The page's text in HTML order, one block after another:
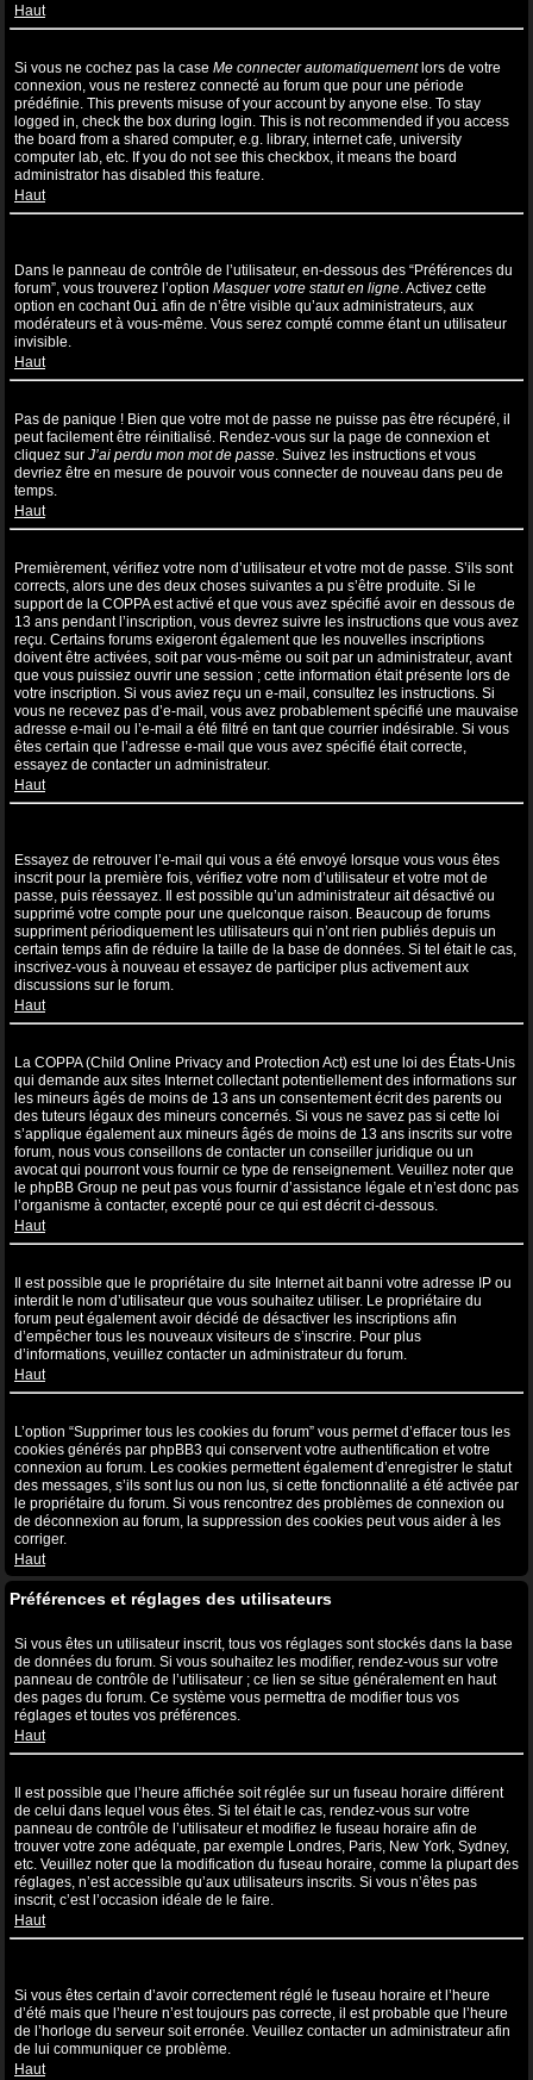
Haut
Si vous ne cochez pas la case Me connecter automatiquementlors de votre
connexion, vous ne resterez connecté au forum que pour une période
prédéfinie. This prevents misuse of your account by anyone else. To stay
logged in, check the box during login. This is not recommended if you access
the board from a shared computer, e.g. library, internet cafe, university
computer lab, etc. If you do not see this checkbox, it means the board
administrator has disabled this feature.
Haut
Dans le panneau de contrôle de l’utilisateur, en-dessous des “Préférences du
forum”, vous trouverez l’option Masquer votre statut en ligne. Activez cette
option en cochantOui afin de n’être visible qu’aux administrateurs, aux
modérateurs et à vous-même. Vous serez compté comme étant un utilisateur
invisible.
Haut
Pas de panique ! Bien que votre mot de passe ne puisse pas être récupéré, il
peut facilement être réinitialisé. Rendez-vous sur la page de connexion et
cliquez sur J’ai perdu mon mot de passe. Suivez les instructions et vous
devriez être en mesure de pouvoir vous connecter de nouveau dans peu de
temps.
Haut
Premièrement, vérifiez votre nom d’utilisateur et votre mot de passe. S’ils sont
corrects, alors une des deux choses suivantes a pu s’être produite. Si le
support de la COPPA est activé et que vous avez spécifié avoir en dessous de
13 ans pendant l’inscription, vous devrez suivre les instructions que vous avez
reçu. Certains forums exigeront également que les nouvelles inscriptions
doivent être activées, soit par vous-même ou soit par un administrateur, avant
que vous puissiez ouvrir une session ; cette information était présente lors de
votre inscription. Si vous aviez reçu un e-mail, consultez les instructions. Si
vous ne recevez pas d’e-mail, vous avez probablement spécifié une mauvaise
adresse e-mail ou l’e-mail a été filtré en tant que courrier indésirable. Si vous
êtes certain que l’adresse e-mail que vous avez spécifié était correcte,
essayez de contacter un administrateur.
Haut
Essayez de retrouver l’e-mail qui vous a été envoyé lorsque vous vous êtes
inscrit pour la première fois, vérifiez votre nom d’utilisateur et votre mot de
passe, puis réessayez. Il est possible qu’un administrateur ait désactivé ou
supprimé votre compte pour une quelconque raison. Beaucoup de forums
suppriment périodiquement les utilisateurs qui n’ont rien publiés depuis un
certain temps afin de réduire la taille de la base de données. Si tel était le cas,
inscrivez-vous à nouveau et essayez de participer plus activement aux
discussions sur le forum.
Haut
La COPPA (Child Online Privacy and Protection Act) est une loi des États-Unis
qui demande aux sites Internet collectant potentiellement des informations sur
les mineurs âgés de moins de 13 ans un consentement écrit des parents ou
des tuteurs légaux des mineurs concernés. Si vous ne savez pas si cette loi
s’applique également aux mineurs âgés de moins de 13 ans inscrits sur votre
forum, nous vous conseillons de contacter un conseiller juridique ou un
avocat qui pourront vous fournir ce type de renseignement. Veuillez noter que
le phpBB Group ne peut pas vous fournir d’assistance légale et n’est donc pas
l’organisme à contacter, excepté pour ce qui est décrit ci-dessous.
Haut
Il est possible que le propriétaire du site Internet ait banni votre adresse IP ou
interdit le nom d’utilisateur que vous souhaitez utiliser. Le propriétaire du
forum peut également avoir décidé de désactiver les inscriptions afin
d’empêcher tous les nouveaux visiteurs de s’inscrire. Pour plus
d’informations, veuillez contacter un administrateur du forum.
Haut
L’option “Supprimer tous les cookies du forum” vous permet d’effacer tous les
cookies générés par phpBB3 qui conservent votre authentification et votre
connexion au forum. Les cookies permettent également d’enregistrer le statut
des messages, s’ils sont lus ou non lus, si cette fonctionnalité a été activée par
le propriétaire du forum. Si vous rencontrez des problèmes de connexion ou
de déconnexion au forum, la suppression des cookies peut vous aider à les
corriger.
Haut
Préférences et réglages des utilisateurs
Si vous êtes un utilisateur inscrit, tous vos réglages sont stockés dans la base
de données du forum. Si vous souhaitez les modifier, rendez-vous sur votre
panneau de contrôle de l’utilisateur ; ce lien se situe généralement en haut
des pages du forum. Ce système vous permettra de modifier tous vos
réglages et toutes vos préférences.
Haut
Il est possible que l’heure affichée soit réglée sur un fuseau horaire différent
de celui dans lequel vous êtes. Si tel était le cas, rendez-vous sur votre
panneau de contrôle de l’utilisateur et modifiez le fuseau horaire afin de
trouver votre zone adéquate, par exemple Londres, Paris, New York, Sydney,
etc. Veuillez noter que la modification du fuseau horaire, comme la plupart des
réglages, n’est accessible qu’aux utilisateurs inscrits. Si vous n’êtes pas
inscrit, c’est l’occasion idéale de le faire.
Haut
Si vous êtes certain d’avoir correctement réglé le fuseau horaire et l’heure
d’été mais que l’heure n’est toujours pas correcte, il est probable que l’heure
de l’horloge du serveur soit erronée. Veuillez contacter un administrateur afin
de lui communiquer ce problème.
Haut